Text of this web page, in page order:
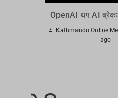
OpenAI थप AI
Kathmandu Online
ago